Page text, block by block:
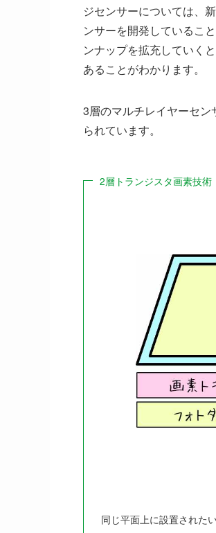
ジセンサーについては、
ンサーを開発しているこ
ンナップを拡充していく
あることがわかります。
3層のマルチレイヤーセ
られています。
2層トランジスタ画素技術
同じ平面上に設置された